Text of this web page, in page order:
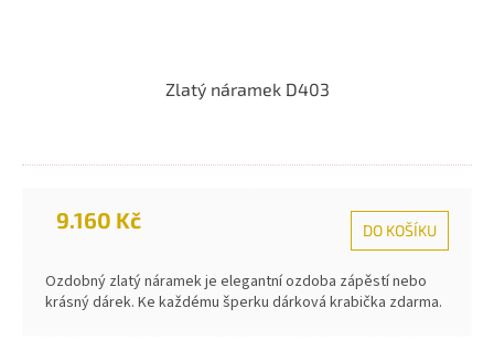
Zlatý náramek D403
9.160 Kč DO KOŠÍKU
Ozdobný zlatý náramek je elegantní ozdoba zápěstí nebo
krásný dárek. Ke každému šperku dárková krabička zdarma.